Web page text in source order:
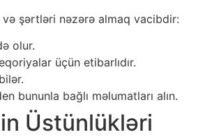
şərtləri nəzərə almaq vacibdir:
olur.
üçün etibarlıdır.
bununla bağlı məlumatları alın.
Üstünlükləri